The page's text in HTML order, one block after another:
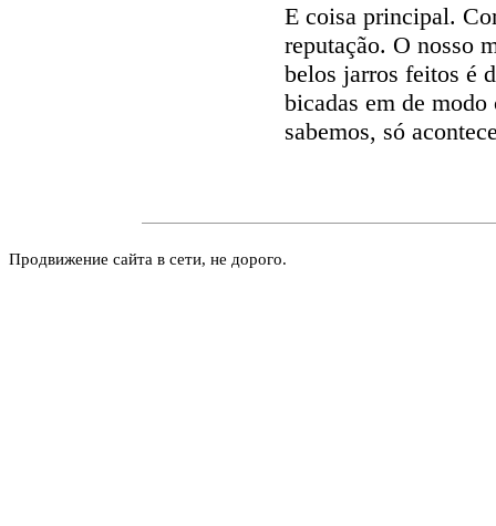
E coisa principal.
reputação. O nosso
belos jarros feitos é
bicadas em de
sabemos, só
Продвижение сайта в сети, не дорого.